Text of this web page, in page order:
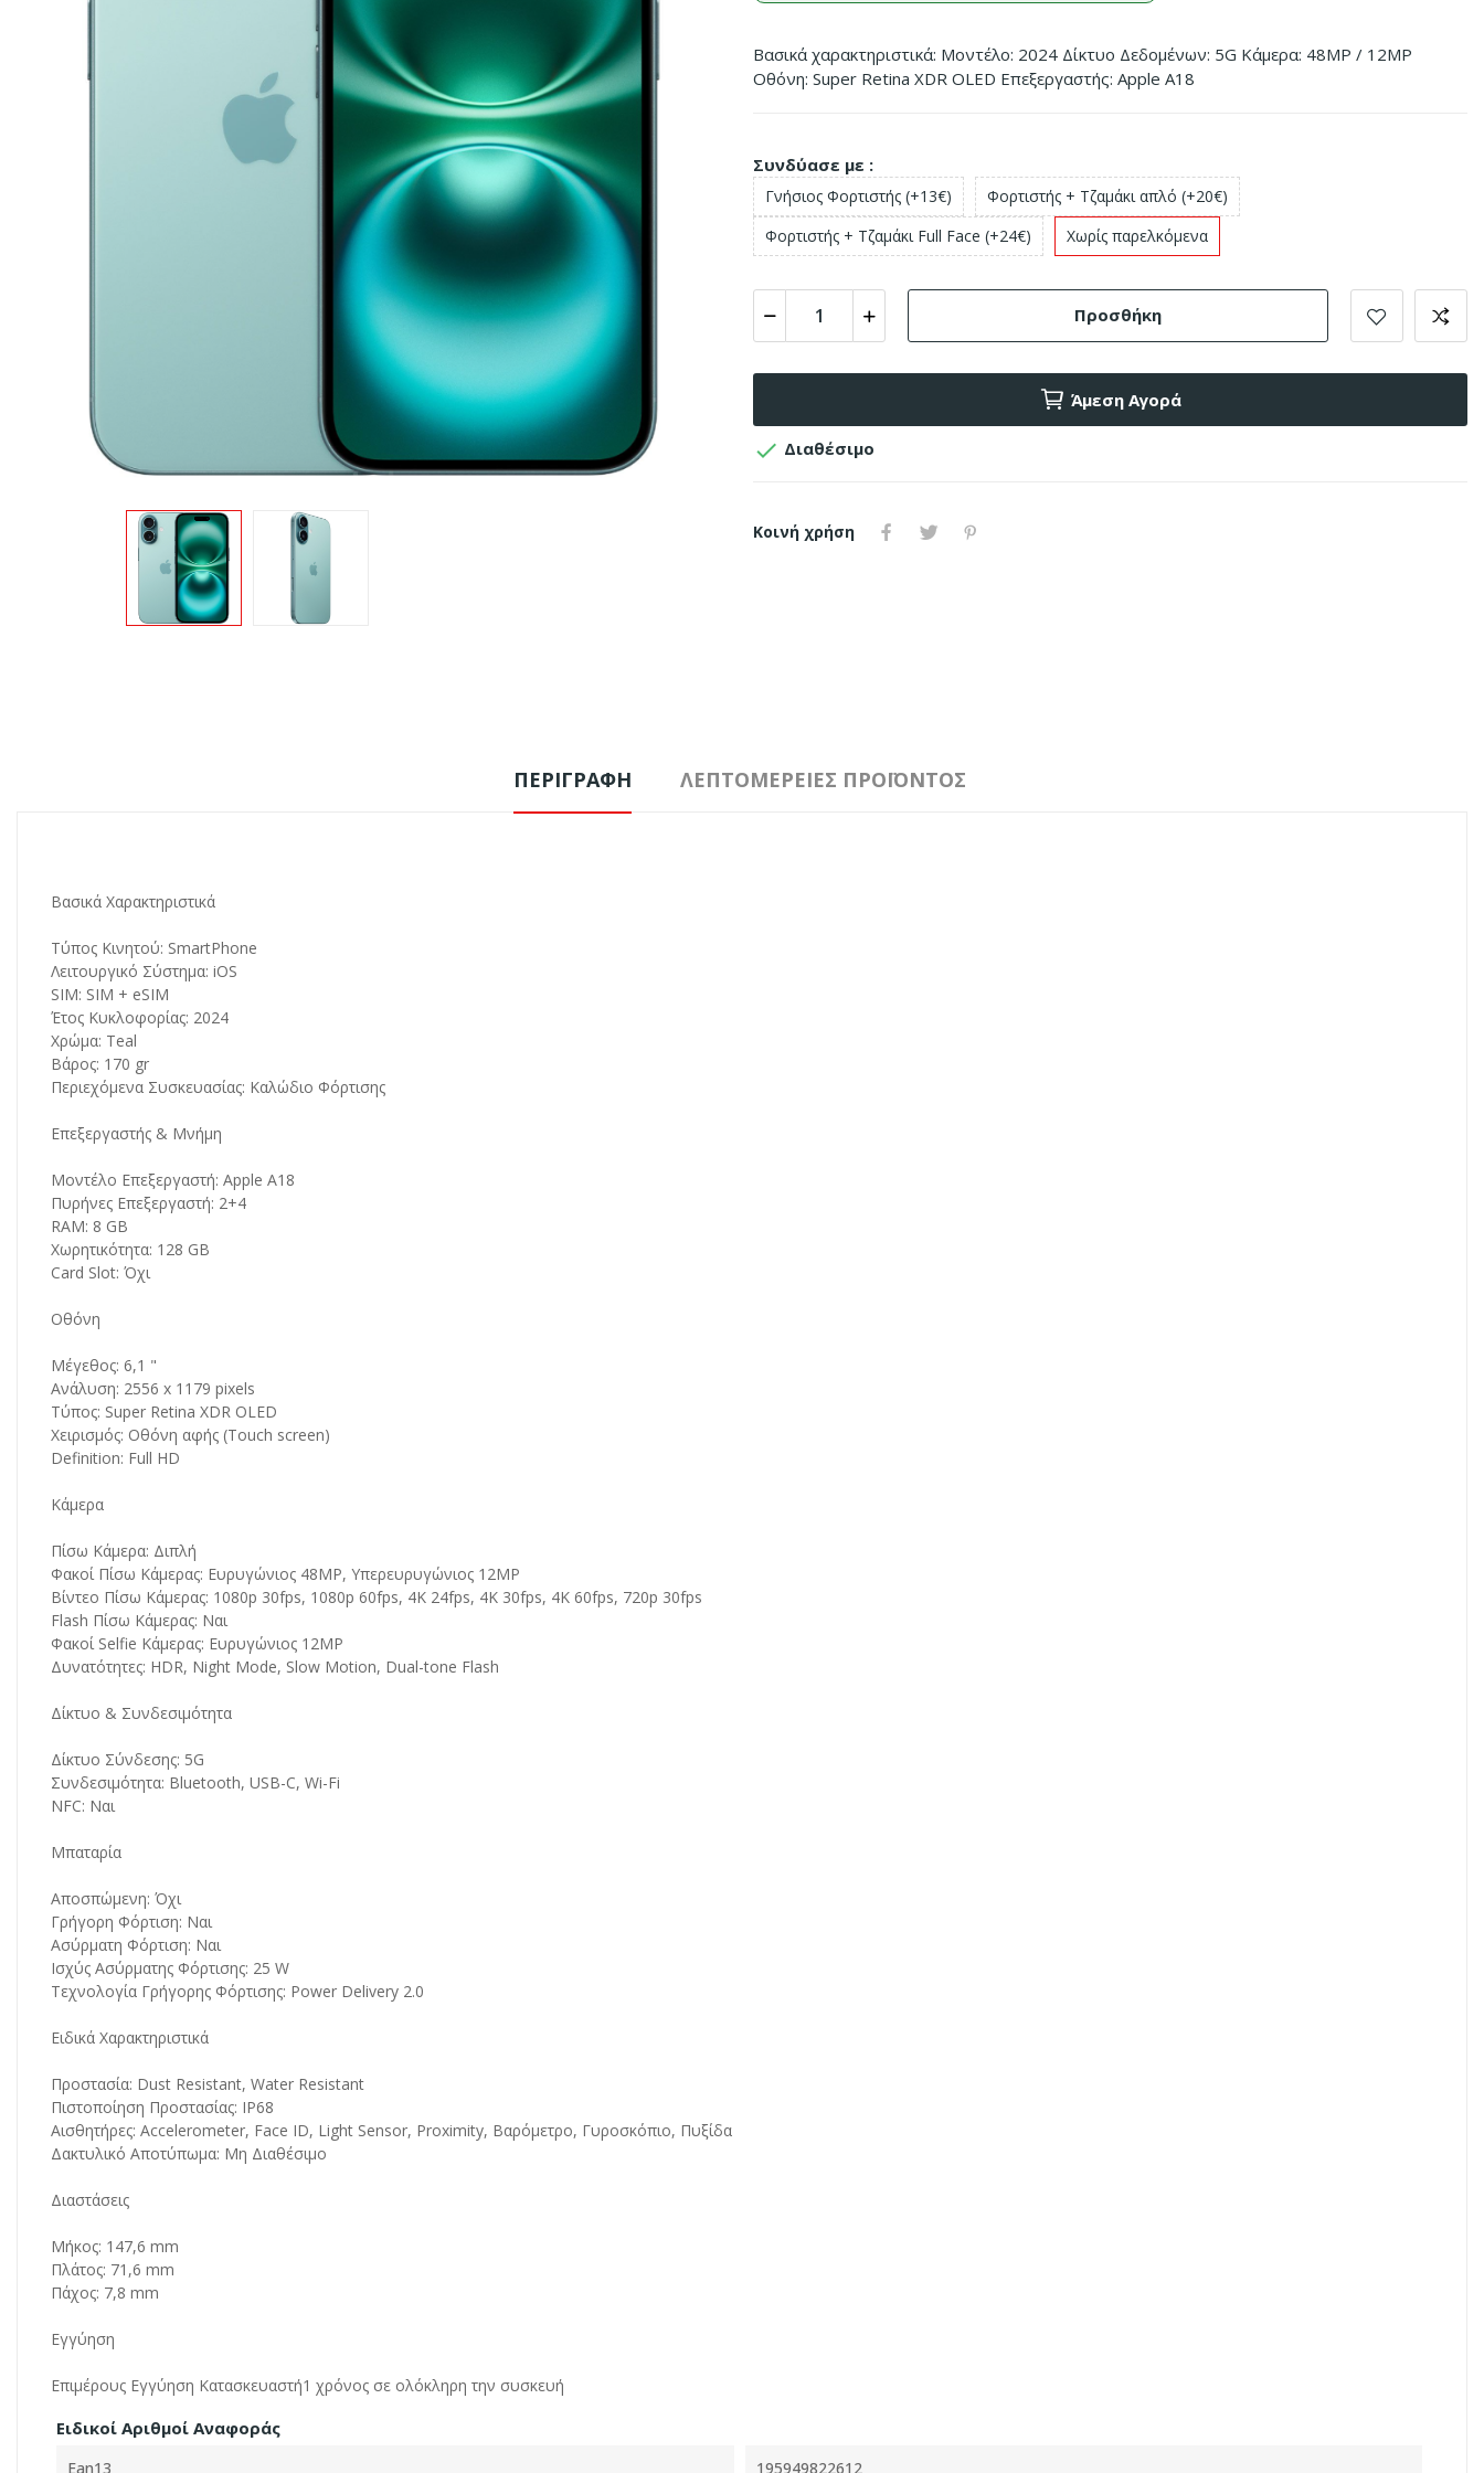
Βασικά χαρακτηριστικά: Μοντέλο: 2024 Δίκτυο Δεδομένων: 5G Κάμερα: 48MP / 12MP
Οθόνη: Super Retina XDR OLED Επεξεργαστής: Apple A18
Συνδύασε με :
Γνήσιος Φορτιστής (+13€)
Φορτιστής + Τζαμάκι απλό (+20€)
Φορτιστής + Τζαμάκι Full Face (+24€)
Χωρίς παρελκόμενα
Προσθήκη
Άμεση Αγορά
 Διαθέσιμο
Κοινή χρήση
ΠΕΡΙΓΡΑΦΉ ΛΕΠΤΟΜΈΡΕΙΕΣ ΠΡΟΪΌΝΤΟΣ
Βασικά Χαρακτηριστικά
Τύπος Κινητού: SmartPhone
Λειτουργικό Σύστημα: iOS
SIM: SIM + eSIM
Έτος Κυκλοφορίας: 2024
Χρώμα: Teal
Βάρος: 170 gr
Περιεχόμενα Συσκευασίας: Καλώδιο Φόρτισης
Επεξεργαστής & Μνήμη
Μοντέλο Επεξεργαστή: Apple A18
Πυρήνες Επεξεργαστή: 2+4
RAM: 8 GB
Χωρητικότητα: 128 GB
Card Slot: Όχι
Οθόνη
Μέγεθος: 6,1 "
Ανάλυση: 2556 x 1179 pixels
Τύπος: Super Retina XDR OLED
Χειρισμός: Οθόνη αφής (Touch screen)
Definition: Full HD
Κάμερα
Πίσω Κάμερα: Διπλή
Φακοί Πίσω Κάμερας: Ευρυγώνιος 48MP, Υπερευρυγώνιος 12MP
Βίντεο Πίσω Κάμερας: 1080p 30fps, 1080p 60fps, 4K 24fps, 4K 30fps, 4K 60fps, 720p 30fps
Flash Πίσω Κάμερας: Ναι
Φακοί Selfie Κάμερας: Ευρυγώνιος 12MP
Δυνατότητες: HDR, Night Mode, Slow Motion, Dual-tone Flash
Δίκτυο & Συνδεσιμότητα
Δίκτυο Σύνδεσης: 5G
Συνδεσιμότητα: Bluetooth, USB-C, Wi-Fi
NFC: Ναι
Μπαταρία
Αποσπώμενη: Όχι
Γρήγορη Φόρτιση: Ναι
Ασύρματη Φόρτιση: Ναι
Ισχύς Ασύρματης Φόρτισης: 25 W
Τεχνολογία Γρήγορης Φόρτισης: Power Delivery 2.0
Ειδικά Χαρακτηριστικά
Προστασία: Dust Resistant, Water Resistant
Πιστοποίηση Προστασίας: IP68
Αισθητήρες: Accelerometer, Face ID, Light Sensor, Proximity, Βαρόμετρο, Γυροσκόπιο, Πυξίδα
Δακτυλικό Αποτύπωμα: Μη Διαθέσιμο
Διαστάσεις
Μήκος: 147,6 mm
Πλάτος: 71,6 mm
Πάχος: 7,8 mm
Εγγύηση
Επιμέρους Εγγύηση Κατασκευαστή1 χρόνος σε ολόκληρη την συσκευή
Ειδικοί Αριθμοί Αναφοράς
Ean13 195949822612